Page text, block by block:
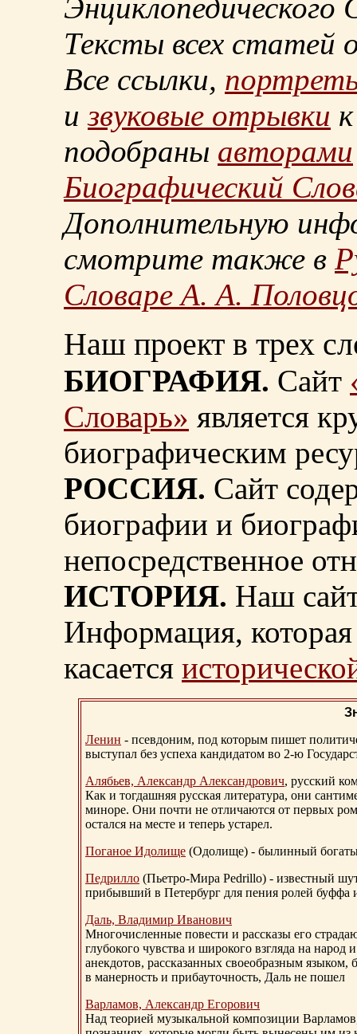
Энциклопедического
Тексты всех статей
Все ссылки,
извуковые отрывки
подобраны авторами
Биографический
Дополнительную
смотрите также в
Словаре А. А.
Наш проект в трех
БИОГРАФИЯ. Сайт
Словарь» является
биографическим
РОССИЯ. Сайт
биографии и
непосредственное
ИСТОРИЯ. Наш
Информация, которая
касается
Ленин - псевдоним, под которым пишет
выступал без успеха кандидатом во 2-ю
Алябьев, Александр Александрович, русский
Как и тогдашняя русская литература, они
миноре. Они почти не отличаются от первых
остался на месте и теперь устарел.
Поганое Идолище (Одолище) - былинный
Педрилло (Пьетро-Мира Pedrillo) - известный
прибывший в Петербург для пения ролей буффа
Даль, Владимир Иванович
Многочисленные повести и рассказы его
глубокого чувства и широкого взгляда на
анекдотов, рассказанных своеобразным
в манерность и прибауточность, Даль не пошел
Варламов, Александр Егорович
Над теорией музыкальной композиции